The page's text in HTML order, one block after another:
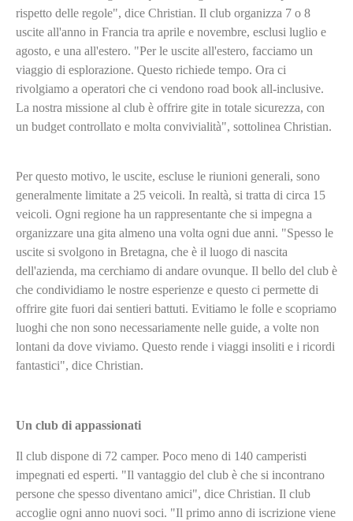
rispetto delle regole", dice Christian. Il club organizza 7 o 8
uscite all'anno in Francia tra aprile e novembre, esclusi luglio e
agosto, e una all'estero. "Per le uscite all'estero, facciamo un
viaggio di esplorazione. Questo richiede tempo. Ora ci
rivolgiamo a operatori che ci vendono road book all-inclusive.
La nostra missione al club è offrire gite in totale sicurezza, con
un budget controllato e molta convivialità", sottolinea Christian.
Per questo motivo, le uscite, escluse le riunioni generali, sono
generalmente limitate a 25 veicoli. In realtà, si tratta di circa 15
veicoli. Ogni regione ha un rappresentante che si impegna a
organizzare una gita almeno una volta ogni due anni. "Spesso le
uscite si svolgono in Bretagna, che è il luogo di nascita
dell'azienda, ma cerchiamo di andare ovunque. Il bello del club è
che condividiamo le nostre esperienze e questo ci permette di
offrire gite fuori dai sentieri battuti. Evitiamo le folle e scopriamo
luoghi che non sono necessariamente nelle guide, a volte non
lontani da dove viviamo. Questo rende i viaggi insoliti e i ricordi
fantastici", dice Christian.
Un club di appassionati
Il club dispone di 72 camper. Poco meno di 140 camperisti
impegnati ed esperti. "Il vantaggio del club è che si incontrano
persone che spesso diventano amici", dice Christian. Il club
accoglie ogni anno nuovi soci. "Il primo anno di iscrizione viene